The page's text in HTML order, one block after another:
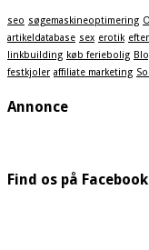
seo søgemaskineoptimering
artikeldatabase sex erotik
linkbuilding køb feriebolig
festkjoler affiliate marketing
Annonce
Find os på Facebook